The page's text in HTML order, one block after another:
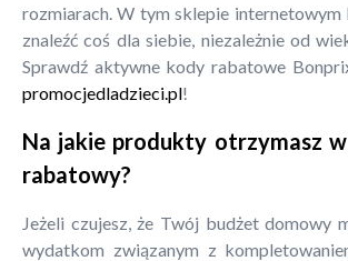
rozmiarach. W tym sklepie internetowym
znaleźć coś dla siebie, niezależnie od
Sprawdź aktywne kody rabatowe
promocjedladzieci.pl!
Na jakie produkty otrzymasz
rabatowy?
Jeżeli czujesz, że Twój budżet domowy
wydatkom związanym z